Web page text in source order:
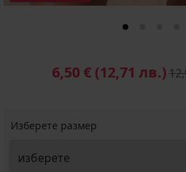
6,50 € (12,71 лв.)
Изберете размер